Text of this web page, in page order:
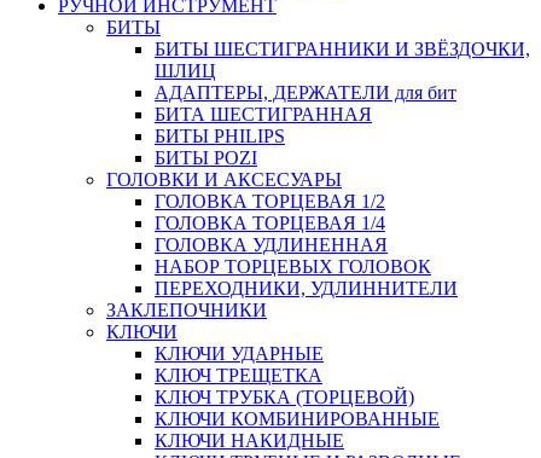
РУЧНОЙ ИНСТРУМЕНТ
БИТЫ
БИТЫ ШЕСТИГРАННИКИ И ЗВЁЗДОЧКИ,
ШЛИЦ
АДАПТЕРЫ, ДЕРЖАТЕЛИ для бит
БИТА ШЕСТИГРАННАЯ
БИТЫ PHILIPS
БИТЫ POZI
ГОЛОВКИ И АКСЕСУАРЫ
ГОЛОВКА ТОРЦЕВАЯ 1/2
ГОЛОВКА ТОРЦЕВАЯ 1/4
ГОЛОВКА УДЛИНЕННАЯ
НАБОР ТОРЦЕВЫХ ГОЛОВОК
ПЕРЕХОДНИКИ, УДЛИННИТЕЛИ
ЗАКЛЕПОЧНИКИ
КЛЮЧИ
КЛЮЧИ УДАРНЫЕ
КЛЮЧ ТРЕЩЕТКА
КЛЮЧ ТРУБКА (ТОРЦЕВОЙ)
КЛЮЧИ КОМБИНИРОВАННЫЕ
КЛЮЧИ НАКИДНЫЕ